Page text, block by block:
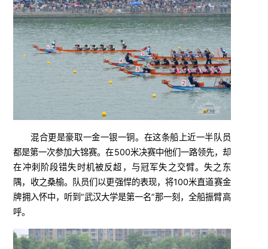
混合更是豪取一金一银一铜。在这条船上近一半队员
都是第一次参加大锦赛。在500米决赛中他们一路领先，却
在冲刺阶段错失时机被反超，与冠军失之交臂。失之东
隅，收之桑榆。队员们以更强悍的表现，将100米直道赛金
牌拥入怀中，听到“武汉大学是第一名”那一刻，全船振臂高
呼。